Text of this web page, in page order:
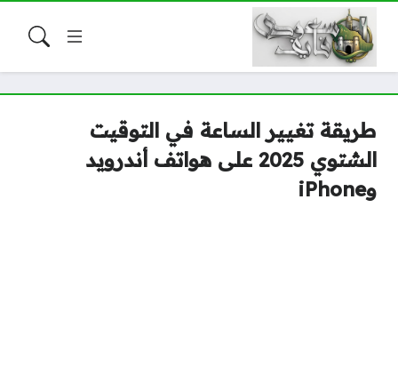
طريقة تغيير الساعة في التوقيت
الشتوي 2025 على هواتف أندرويد
وiPhone